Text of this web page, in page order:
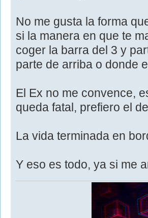
No me gusta la forma
si la manera en que te
coger la barra del 3 y
parte de arriba o donde
El Ex no me convence,
queda fatal, prefiero el
La vida terminada en
Y eso es todo, ya si me